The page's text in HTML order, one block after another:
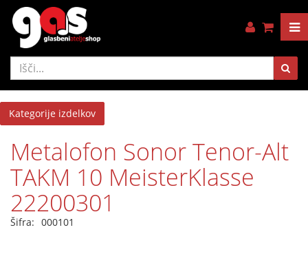
Kategorije izdelkov
Metalofon Sonor Tenor-Alt
TAKM 10 MeisterKlasse
22200301
Šifra: 000101